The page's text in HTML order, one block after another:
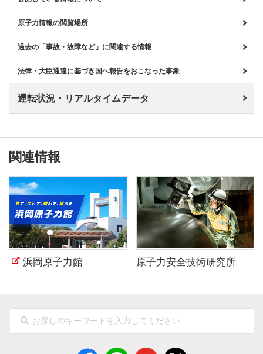
原子力情報の閲覧場所
過去の「事故・故障など」に関連する情報
法律・大臣通達に基づき国へ報告をおこなった事象
運転状況・リアルタイムデータ
関連情報
浜岡原子力館 原子力安全技術研究所